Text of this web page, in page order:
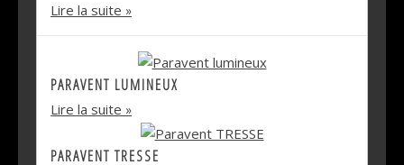
Lire la suite
PARAVENT LUMINEUX
Lire la suite
PARAVENT TRESSE